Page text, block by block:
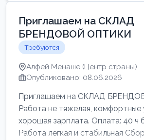
Приглашаем на СКЛАД
БРЕНДОВОЙ ОПТИКИ
Требуются
Алфей Менаше (Центр страны)
Опубликовано: 08.06.2026
Приглашаем на СКЛАД
Работа не тяжелая, комфортные
хорошая зарплата. Оплата: 40 ч
Работа лёгкая и стабильная